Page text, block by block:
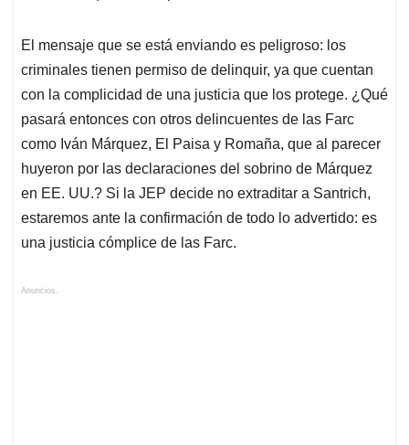
El mensaje que se está enviando es peligroso: los
criminales tienen permiso de delinquir, ya que cuentan
con la complicidad de una justicia que los protege. ¿Qué
pasará entonces con otros delincuentes de las Farc
como Iván Márquez, El Paisa y Romaña, que al parecer
huyeron por las declaraciones del sobrino de Márquez
en EE. UU.? Si la JEP decide no extraditar a Santrich,
estaremos ante la confirmación de todo lo advertido: es
una justicia cómplice de las Farc.
Anuncios.